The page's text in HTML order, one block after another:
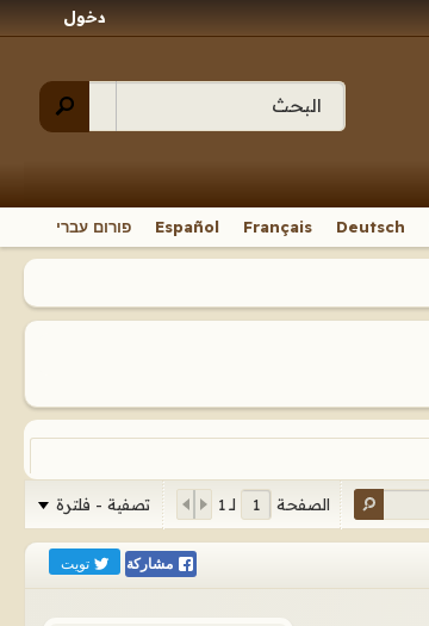
دخول
Deutsch
Français
Español פורום עברי
الصفحة لـ1 تصفية - فلترة
مشاركة تويت